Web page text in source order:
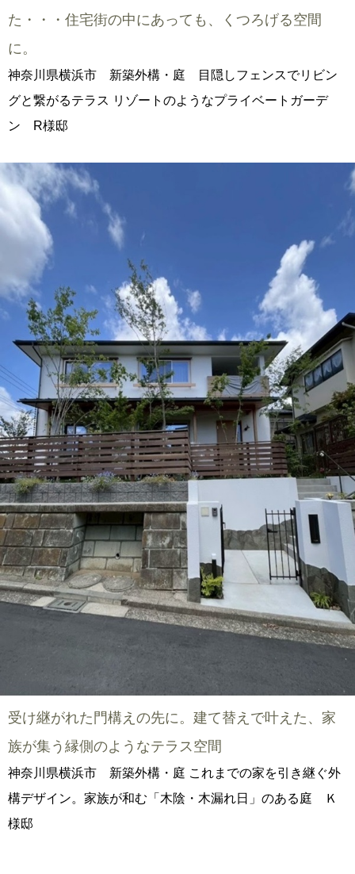
た・・・住宅街の中にあっても、くつろげる空間
に。
神奈川県横浜市 新築外構・庭 目隠しフェンスでリビン
グと繋がるテラス リゾートのようなプライベートガーデ
ン R様邸
受け継がれた門構えの先に。建て替えで叶えた、家
族が集う縁側のようなテラス空間
神奈川県横浜市 新築外構・庭 これまでの家を引き継ぐ外
構デザイン。家族が和む「木陰・木漏れ日」のある庭 Ｋ
様邸